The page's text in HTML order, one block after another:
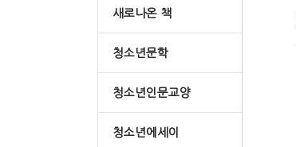
새로나온 책
청소년문학
청소년인문교양
청소년에세이